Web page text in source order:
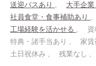
送迎バスあり
大手企業
社員食堂・食事補助あり
工場経験を活かせる
特典・諸手当あり
家賃
土日祝休み
残業なし